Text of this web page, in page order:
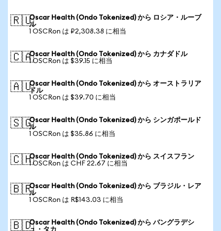
🇷🇺Oscar Health (Ondo Tokenized) から ロシア・ルーブ
ル
1 OSCRon は ₽2,308.38 に相当
🇨🇦Oscar Health (Ondo Tokenized) から カナダドル
1 OSCRon は $39.15 に相当
🇦🇺Oscar Health (Ondo Tokenized) から オーストラリア
ドル
1 OSCRon は $39.70 に相当
🇸🇬Oscar Health (Ondo Tokenized) から シンガポールド
ル
1 OSCRon は $35.86 に相当
🇨🇭Oscar Health (Ondo Tokenized) から スイスフラン
1 OSCRon は CHF 22.67 に相当
🇧🇷Oscar Health (Ondo Tokenized) から ブラジル・レア
ル
1 OSCRon は R$143.03 に相当
🇧🇩Oscar Health (Ondo Tokenized) から バングラデシ
ュ・タカ